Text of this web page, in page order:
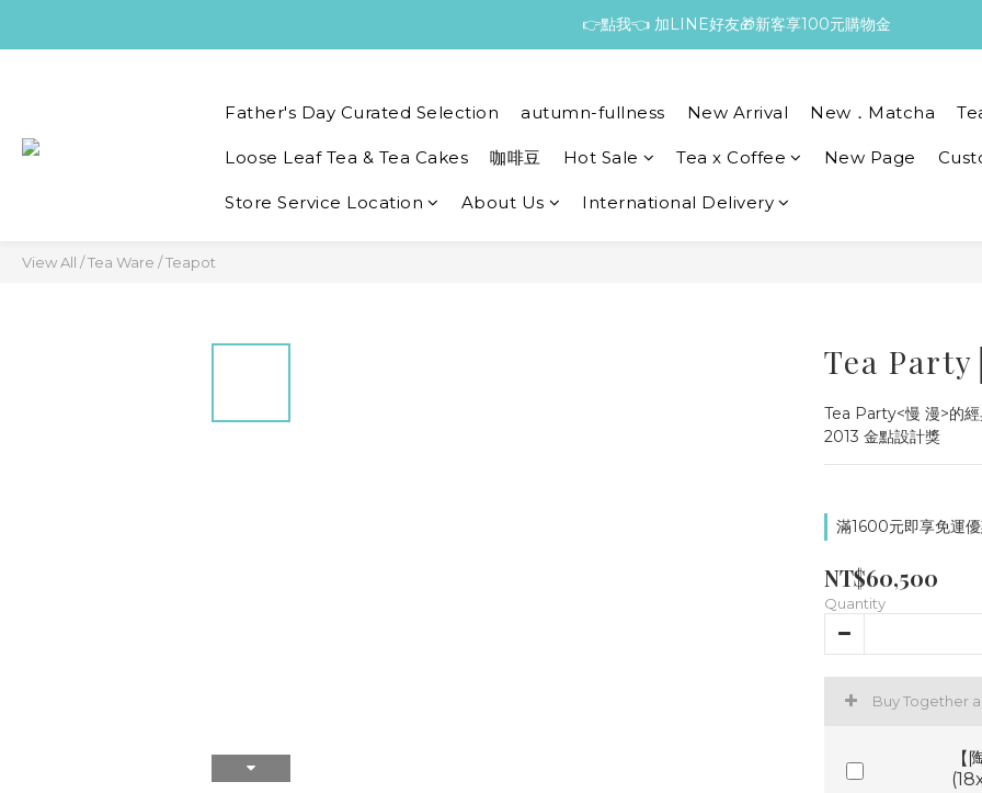
👉點我👈 加LINE好友🎁新客享100元購物金
Father's Day Curated Selection autumn-fullness New Arrival New．Matcha
Loose Leaf Tea & Tea Cakes 咖啡豆 Hot Sale Tea x Coffee New Page
Store Service Location About Us International Delivery
View All /Tea Ware /Teapot
Tea
Tea Party<慢 漫>的
2013 金點設計獎
滿1600元即享免運
NT$60,500
Quantity
Buy Together
【